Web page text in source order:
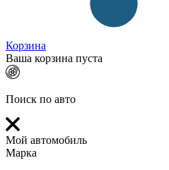
Корзина
Ваша корзина пуста
Поиск по авто
Мой автомобиль
Марка